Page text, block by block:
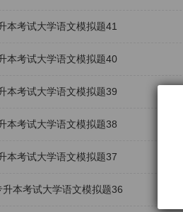
本考试大学语文模拟题41
本考试大学语文模拟题40
本考试大学语文模拟题39
本考试大学语文模拟题38
本考试大学语文模拟题37
本考试大学语文模拟题36